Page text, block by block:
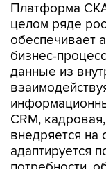
Платформа
целом ряде
обеспечивает
бизнес-
данные из
CRM,
внедряется на
адаптируется